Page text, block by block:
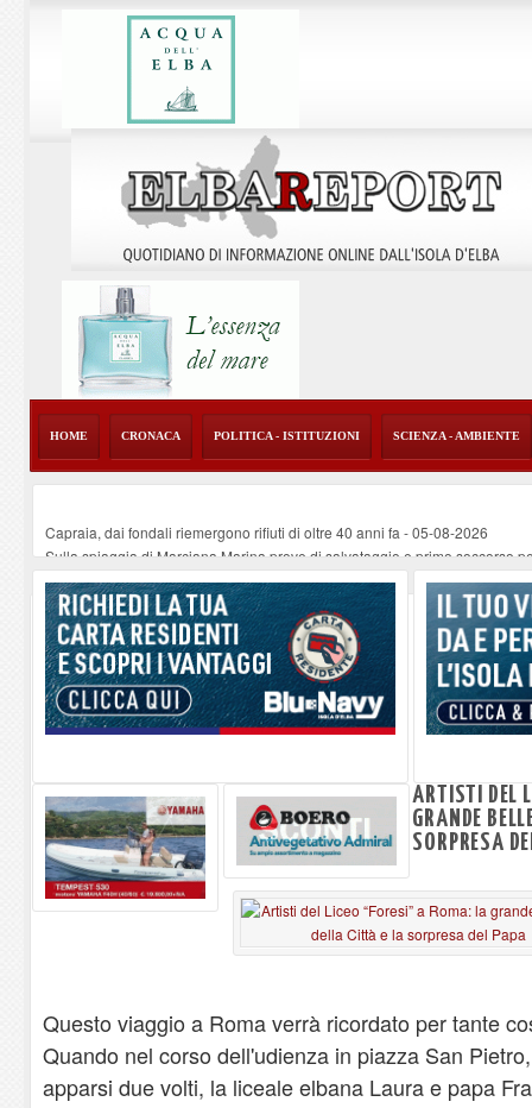
HOME CRONACA POLITICA - ISTITUZIONI SCIENZA - AMBIENTE
Capraia, dai fondali riemergono rifiuti di oltre 40 anni fa -05-08-2026
Sulla spiaggia di Marciana Marina prove di salvataggio e primo soccorso
Rotta Elba–Bali: il viaggio impossibile di Moira Lena Tassi approda al
Il 9 e 11 agosto, due passeggiate alla scoperta di chiese, santi, antichi
Danilo Casali, marinaio decorato dell’Elba e la straordinaria traversata con
ARTISTI DEL
GRANDE
SORPRESA
Questo viaggio a Roma verrà ricordato per tante
Quando nel corso dell'udienza in piazza San
apparsi due volti, la liceale elbana Laura e papa